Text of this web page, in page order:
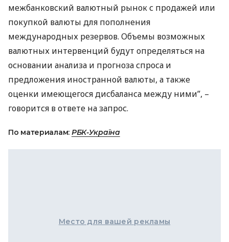
межбанковский валютный рынок с продажей или
покупкой валюты для пополнения
международных резервов. Объемы возможных
валютных интервенций будут определяться на
основании анализа и прогноза спроса и
предложения иностранной валюты, а также
оценки имеющегося дисбаланса между ними”, –
говорится в ответе на запрос.
По материалам: РБК-Україна
Место для вашей рекламы